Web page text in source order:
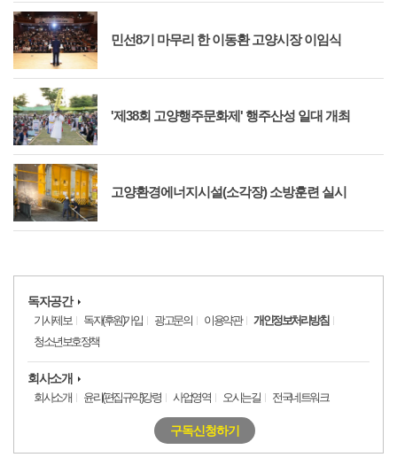
민선8기 마무리 한 이동환 고양시장 이임식
'제38회 고양행주문화제' 행주산성 일대 개최
고양환경에너지시설(소각장) 소방훈련 실시
독자공간
기사제보 독자(후원)가입 광고문의 이용약관
개인정보처리방침
청소년보호정책
회사소개
회사소개 윤리(편집규약)강령 사업영역 오시는길 전국네트워크
구독신청하기